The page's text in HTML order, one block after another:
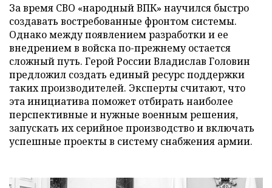
За время СВО «народный ВПК» научился быстро
создавать востребованные фронтом системы.
Однако между появлением разработки и ее
внедрением в войска по-прежнему остается
сложный путь. Герой России Владислав Головин
предложил создать единый ресурс поддержки
таких производителей. Эксперты считают, что
эта инициатива поможет отбирать наиболее
перспективные и нужные военным решения,
запускать их серийное производство и включать
успешные проекты в систему снабжения армии.